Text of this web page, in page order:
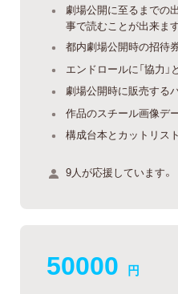
劇場公開に至るまでの
事で読むことが出来ま
都内劇場公開時の招待
エンドロールに「協力
劇場公開時に販売する
作品のスチール画像デ
構成台本とカットリス
9人が応援しています。
50000 円